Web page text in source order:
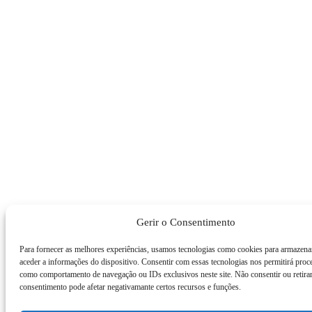
Gerir o Consentimento
Para fornecer as melhores experiências, usamos tecnologias como cookies para
aceder a informações do dispositivo. Consentir com essas tecnologias nos permitirá
como comportamento de navegação ou IDs exclusivos neste site. Não consentir ou
consentimento pode afetar negativamante certos recursos e funções.